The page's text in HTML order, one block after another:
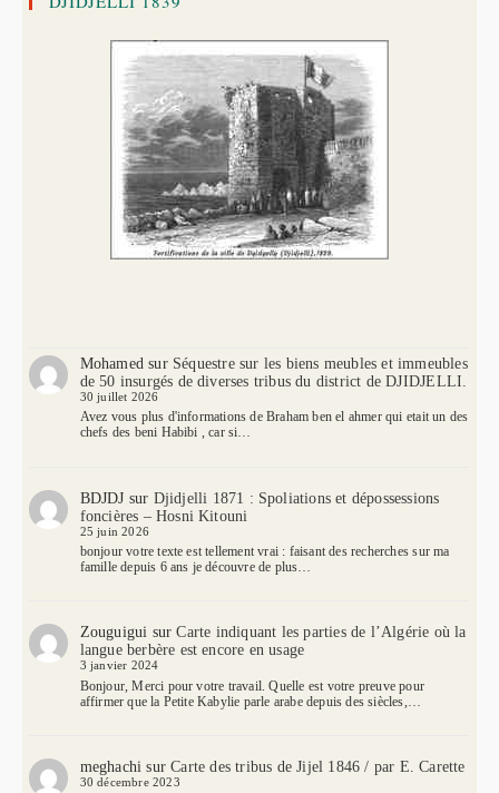
Mohamedsur Séquestre sur les biens meubles et immeubles
de 50 insurgés de diverses tribus du district de DJIDJELLI.
30 juillet 2026
Avez vous plus d'informations de Braham ben el ahmer qui etait un des
chefs des beni Habibi , car si…
BDJDJ sur Djidjelli 1871 : Spoliations et dépossessions
foncières – Hosni Kitouni
25 juin 2026
bonjour votre texte est tellement vrai : faisant des recherches sur ma
famille depuis 6 ans je découvre de plus…
Zouguigui surCarte indiquant les parties de l’Algérie où la
langue berbère est encore en usage
3 janvier 2024
Bonjour, Merci pour votre travail. Quelle est votre preuve pour
affirmer que la Petite Kabylie parle arabe depuis des siècles,…
meghachi surCarte des tribus de Jijel 1846 / par E. Carette
30 décembre 2023